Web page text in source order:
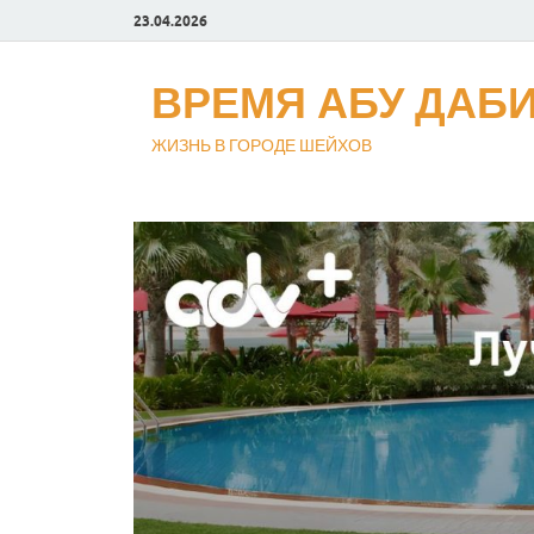
23.04.2026
ВРЕМЯ АБУ
ЖИЗНЬ В ГОРОДЕ ШЕЙХОВ